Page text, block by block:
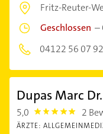
Fritz-Reuter-
Geschlossen –
04122 56 07 92
Dupas Marc
5,0 5.0 2
ÄRZTE: